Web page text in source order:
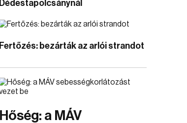
Dédestapolcsánynál
Fertőzés: bezárták az arlói strandot
Hőség: a MÁV